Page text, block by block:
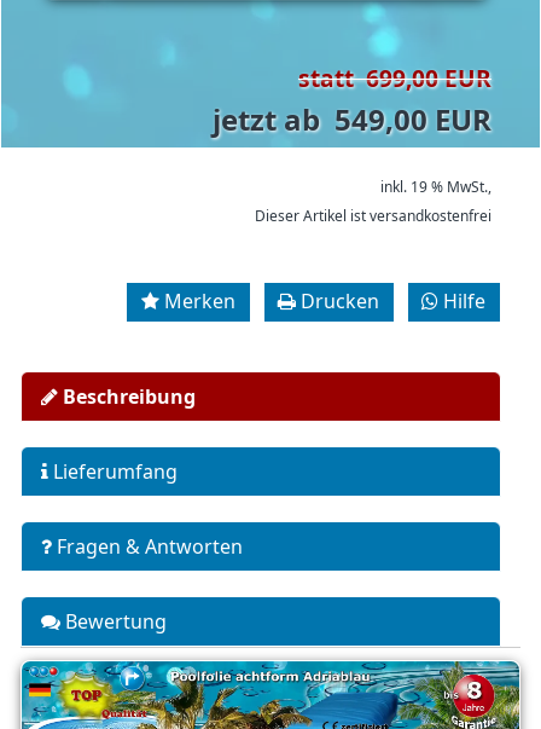
statt 699,00 EUR
jetzt ab 549,00 EUR
inkl. 19 % MwSt.,
Dieser Artikel ist versandkostenfrei
Merken Drucken Hilfe
Beschreibung
Lieferumfang
Fragen & Antworten
Bewertung